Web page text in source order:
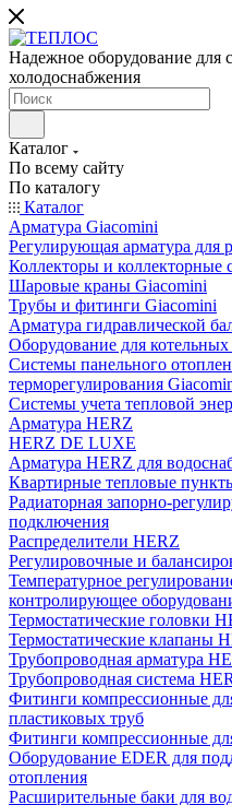
Надежное оборудование для
холодоснабжения
Каталог
По всему сайту
По каталогу
Каталог
Арматура Giacomini
Регулирующая арматура для
Коллекторы и коллекторные
Шаровые краны Giacomini
Трубы и фитинги Giacomini
Арматура гидравлической
Оборудование для
Системы панельного
терморегулирования
Системы учета тепловой
Арматура HERZ
HERZ DE LUXE
Арматура HERZ для
Квартирные тепловые
Радиаторная запорно-
подключения
Распределители HERZ
Регулировочные и
Температурное
контролирующее
Термостатические головки
Термостатические клапаны
Трубопроводная арматура
Трубопроводная система
Фитинги компрессионные
пластиковых труб
Фитинги компрессионные
Оборудование EDER для
отопления
Расширительные баки для